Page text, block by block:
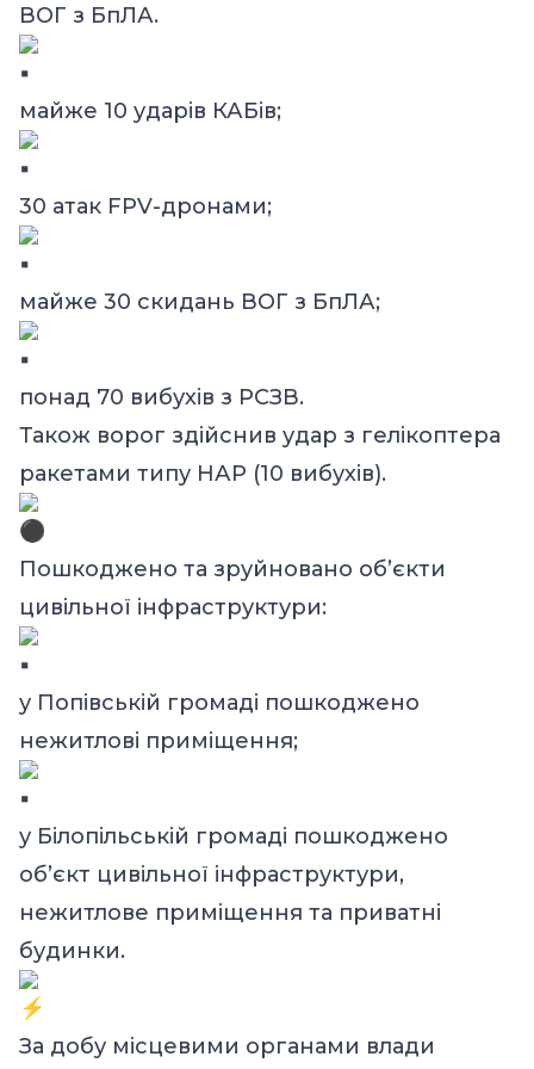
ВОГ з БпЛА.
майже 10 ударів КАБів;
30 атак FPV-дронами;
майже 30 скидань ВОГ з БпЛА;
понад 70 вибухів з РСЗВ.
Також ворог здійснив удар з гелікоптера
ракетами типу НАР (10 вибухів).
Пошкоджено та зруйновано об’єкти
цивільної інфраструктури:
у Попівській громаді пошкоджено
нежитлові приміщення;
у Білопільській громаді пошкоджено
об’єкт цивільної інфраструктури,
нежитлове приміщення та приватні
будинки.
За добу місцевими органами влади